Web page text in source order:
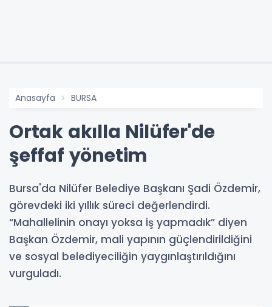
Anasayfa BURSA
Ortak akılla Nilüfer'de
şeffaf yönetim
Bursa'da Nilüfer Belediye Başkanı Şadi Özdemir,
görevdeki iki yıllık süreci değerlendirdi.
“Mahallelinin onayı yoksa iş yapmadık” diyen
Başkan Özdemir, mali yapının güçlendirildiğini
ve sosyal belediyeciliğin yaygınlaştırıldığını
vurguladı.